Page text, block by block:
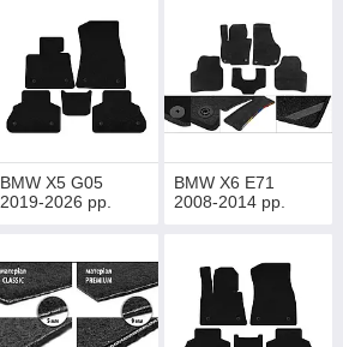
BMW X5 G05
2019-2026 рр.
BMW X6 E71
2008-2014 рр.